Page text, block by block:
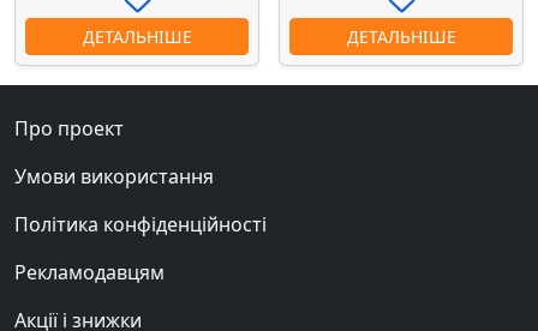
ДЕТАЛЬНІШЕ ДЕТАЛЬНІШЕ
Про проект
Умови використання
Політика конфіденційності
Рекламодавцям
Акції і знижки